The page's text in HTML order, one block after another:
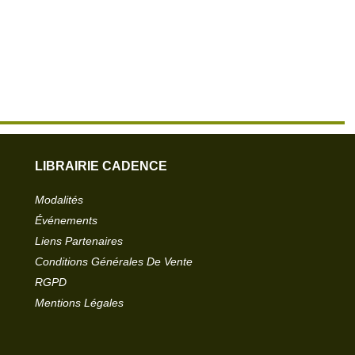
LIBRAIRIE CADENCE
Modalités
Événements
Liens Partenaires
Conditions Générales De Vente
RGPD
Mentions Légales